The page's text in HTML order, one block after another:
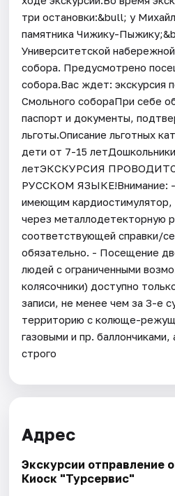
три остановки:&bull; у
памятника Чижику-
Университетской
собора. Предусмотрено
собора.Вас ждет: экскурсия
Смольного собораПри себе
паспорт и документы,
льготы.Описание льготных
дети от 7-15
летЭКСКУРСИЯ
РУССКОМ ЯЗЫКЕ!Внимание: -
имеющим кардиостимулятор,
через металлодетекторную
соответствующей справки/
обязательно. - Посещение
людей с ограниченными
колясочники) доступно
записи, не менее чем за 3-е
территорию с колюще-
газовыми и пр.
строго
Адрес
Экскурсии отправление
Киоск "Турсервис"